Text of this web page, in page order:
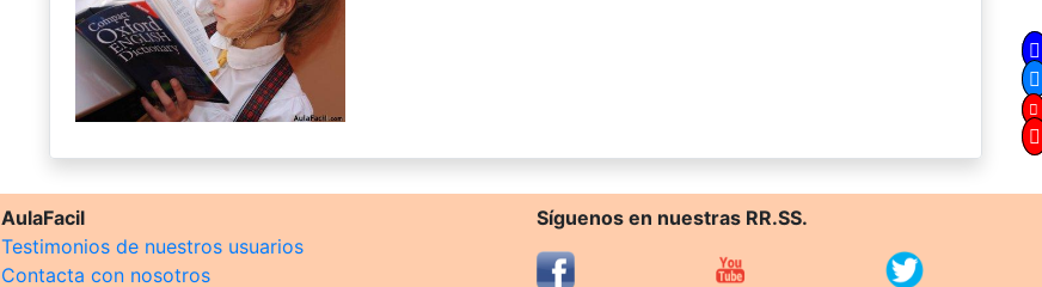
AulaFacil
Testimonios de nuestros usuarios
Contacta con nosotros
Síguenos en nuestras RR.SS.